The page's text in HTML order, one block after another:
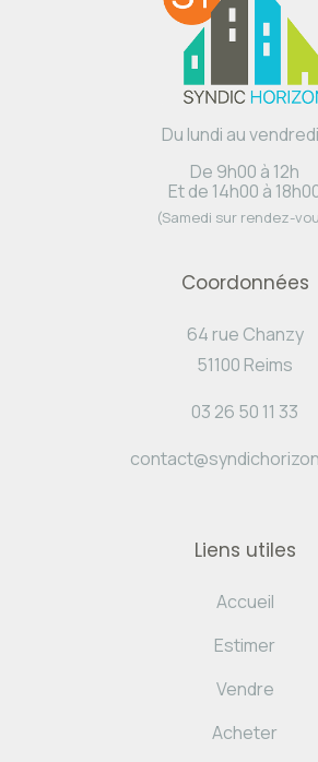
Du lundi au
De 9h00 à 12h
Et de 14h00 à
(Samedi sur rendez-
Coordonnées
64 rue Chanzy
51100 Reims
03 26 50 11 33
Liens utiles
Accueil
Estimer
Vendre
Acheter